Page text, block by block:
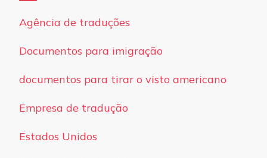
Agência de traduções
Documentos para imigração
documentos para tirar o visto americano
Empresa de tradução
Estados Unidos